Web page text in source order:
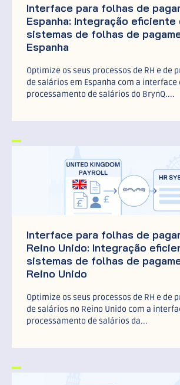
Interface para folhas de
Espanha: Integração eficiente
sistemas de folhas de
Espanha
Optimize os seus processos de RH e de
de salários em Espanha com a interface
processamento de salários do BrynQ....
Interface para folhas de
Reino Unido: Integração
sistemas de folhas de
Reino Unido
Optimize os seus processos de RH e de
de salários no Reino Unido com a
processamento de salários da...